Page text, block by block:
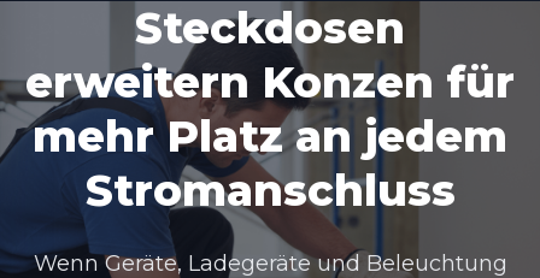
Steckdosen
erweitern Konzen für
mehr Platz an jedem
Stromanschluss
Wenn Geräte, Ladegeräte und Beleuchtung